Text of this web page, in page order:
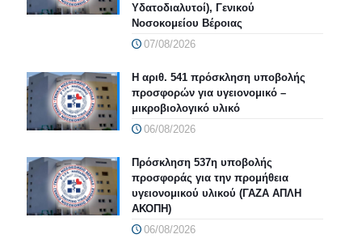
Υδατοδιαλυτοί), Γενικού
Νοσοκομείου Βέροιας
07/08/2026
Η αριθ. 541 πρόσκληση υποβολής
προσφορών για υγειονομικό –
μικροβιολογικό υλικό
06/08/2026
Πρόσκληση 537η υποβολής
προσφοράς για την προμήθεια
υγειονομικού υλικού (ΓΑΖΑ ΑΠΛΗ
ΑΚΟΠΗ)
06/08/2026